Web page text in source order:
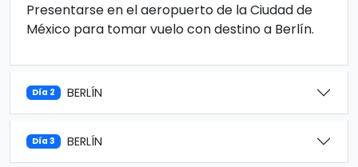
Presentarse en el aeropuerto de la Ciudad de
México para tomar vuelo con destino a Berlín.
Día 2 BERLÍN
Día 3 BERLÍN